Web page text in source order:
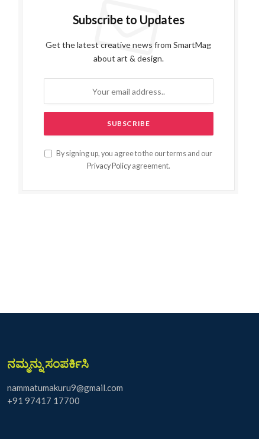
Subscribe to Updates
Get the latest creative news from SmartMag
about art & design.
By signing up, you agree to the our terms and our
Privacy Policyagreement.
ನಮ್ಮನ್ನು ಸಂಪರ್ಕಿಸಿ
nammatumakuru9@gmail.com
+91 97417 17700